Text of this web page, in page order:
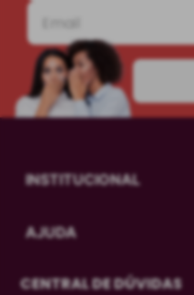
INSTITUCIONAL
AJUDA
CENTRAL DE DÚVIDAS